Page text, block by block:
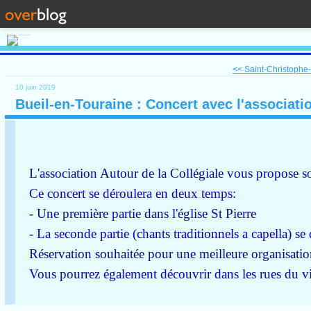
<< Saint-
10 juin 2019
Bueil-en-Touraine : Concert avec
L'association Autour de la Collégiale vous propose
Ce concert se déroulera en deux temps:
- Une première partie dans l'église St Pierre
- La seconde partie (chants traditionnels a capella)
Réservation souhaitée pour une meilleure
Vous pourrez également découvrir dans les rues du